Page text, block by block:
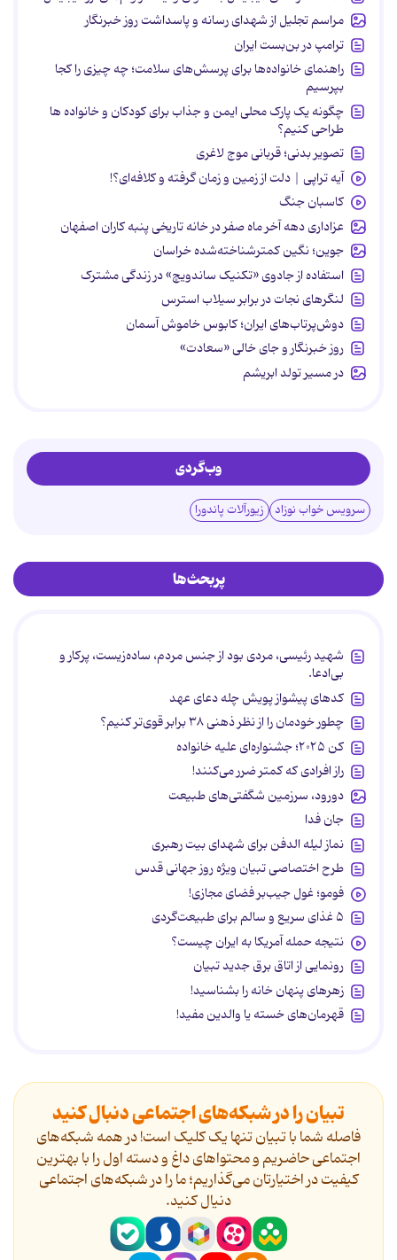
مراسم تجلیل از شهدای رسانه و پاسداشت روز خبرنگار
ترامپ در بن‌بست ایران
راهنمای خانواده‌ها برای پرسش‌های سلامت؛ چه چیزی را کجا
بپرسیم
چگونه یک پارک محلی ایمن و جذاب برای کودکان و خانواده ها
طراحی کنیم؟
تصویر بدنی؛ قربانی موج لاغری
آیه تراپی | دلت از زمین و زمان گرفته و کلافه‌ای؟!
کاسبان جنگ
عزاداری دهه آخر ماه صفر در خانه تاریخی پنبه کاران اصفهان
جوین؛ نگین کمترشناخته‌شده خراسان
استفاده از جادوی «تکنیک ساندویچ» در زندگی مشترک
لنگرهای نجات در برابر سیلاب استرس
دوش‌پرتاب‌های ایران؛ کابوس خاموش آسمان
روز خبرنگار و جای خالی «سعادت»
در مسیر تولد ابریشم
وب‌گردی
سرویس خواب نوزاد زیورآلات پاندورا
پربحث‌ها
شهید رئیسی، مردی بود از جنس مردم، ساده‌زیست، پرکار و
بی‌ادعا.
کدهای پیشواز پویش چله دعای عهد
چطور خودمان را از نظر ذهنی ۳۸ برابر قوی‌تر کنیم؟
کن ۲۰۲۵؛ جشنواره‌ای علیه خانواده
راز افرادی که کمتر ضرر می‌کنند!
دورود، سرزمین شگفتی‌های طبیعت
جان فدا
نماز لیله الدفن برای شهدای بیت رهبری
طرح اختصاصی تبیان ویژه روز جهانی قدس
فومو؛ غول جیب‌بر فضای مجازی!
۵ غذای سریع و سالم برای طبیعت‌گردی
نتیجه حمله آمریکا به ایران چیست؟
رونمایی از اتاق برق جدید تبیان
زهرهای پنهان خانه را بشناسید!
قهرمان‌های خسته یا والدین مفید!
تبیان را در شبکه‌های اجتماعی دنبال کنید
فاصله شما با تبیان تنها یک کلیک است! در همه شبکه‌های
اجتماعی حاضریم و محتواهای داغ و دسته اول را با بهترین
کیفیت در اختیارتان می‌گذاریم؛ ما را در شبکه‌های اجتماعی
دنیال کنید.